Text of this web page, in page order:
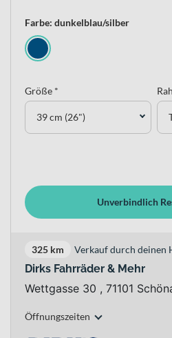
Farbe: dunkelblau/silber
Größe *
39 cm (26")
Unverbindlich
325 km Verkauf durch deinen
Dirks Fahrräder & Mehr
Wettgasse 30 , 71101
Öffnungszeiten